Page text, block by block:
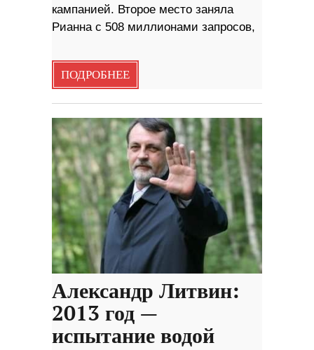
кампанией. Второе место заняла
Рианна с 508 миллионами запросов,
ПОДРОБНЕЕ
Александр Литвин:
2013 год —
испытание водой